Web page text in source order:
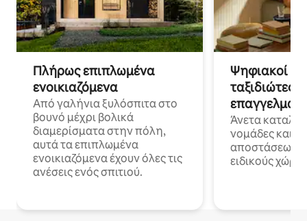
Πλήρως επιπλωμένα
ενοικιαζόμενα
Από γαλήνια ξυλόσπιτα στο
βουνό μέχρι βολικά
διαμερίσματα στην πόλη,
αυτά τα επιπλωμένα
ενοικιαζόμενα έχουν όλες τις
ανέσεις ενός σπιτιού.
Ψηφιακοί
ταξιδιώτες
Άνετα
νομάδες και
αποστάσεως
ειδικούς